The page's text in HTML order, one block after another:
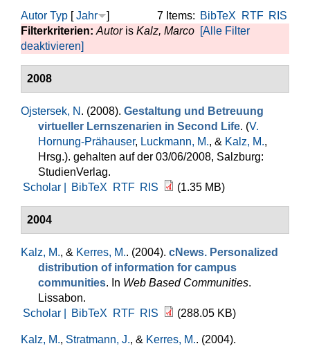
7 Items: BibTeX RTF RIS
Autor Typ [Jahr
]
Filterkriterien: Autoris Kalz, Marco [Alle Filter
deaktivieren]
2008
Ojstersek, N . (2008). Gestaltung und Betreuung
virtueller Lernszenarien in Second Life. (V.
Hornung-Prähauser, Luckmann, M., & Kalz, M.,
Hrsg.). gehalten auf der 03/06/2008, Salzburg:
StudienVerlag.
Scholar |
BibTeX RTF RIS (1.35 MB)
2004
Kalz, M., & Kerres, M.. (2004). cNews. Personalized
distribution of information for campus
communities. In Web Based Communities.
Lissabon.
Scholar |
BibTeX RTF RIS (288.05 KB)
Kalz, M., Stratmann, J., & Kerres, M.. (2004).